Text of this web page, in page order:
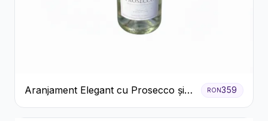
Aranjament Elegant cu Prosecco și
Flori Galbene.
RON359